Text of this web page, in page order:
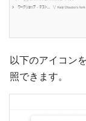
以下のアイコン
照できます。